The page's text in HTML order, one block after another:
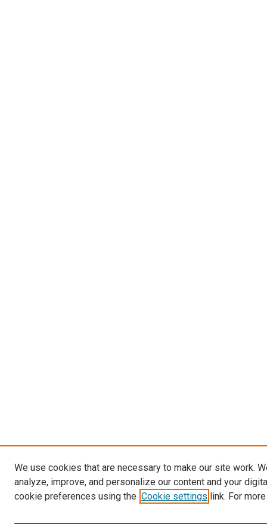
We use cookies that are necessary to make our site work.
analyze, improve, and personalize our content and your
cookie preferences using the Cookie settings link. For